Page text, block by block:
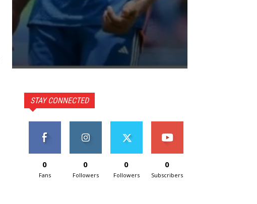
STAY CONNECTED
0
Fans
0
Followers
0
Followers
0
Subscribers